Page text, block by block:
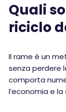
Quali
riciclo
Il rame è un
senza perdere
comporta
l’economia e